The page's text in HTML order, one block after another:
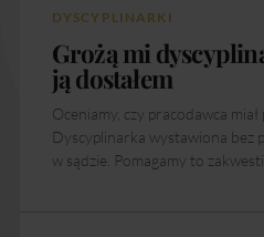
DYSCYPLINARKI
Grożą mi
ją dostałem
Oceniamy, czy pracodawca
Dyscyplinarka wystawiona bez
w sądzie. Pomagamy to